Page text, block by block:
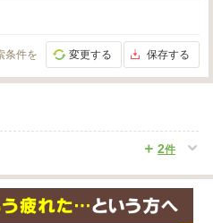
条件を 変更する 保存する
2件